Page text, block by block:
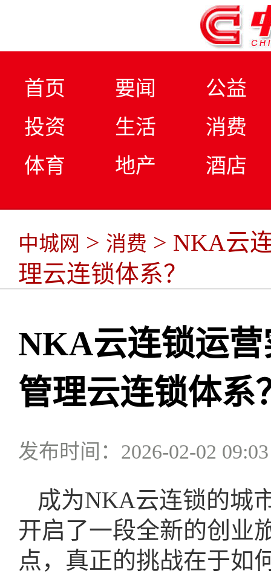
首页 要闻
公益
投资
生活
消费
体育
地产 酒店
中城网 > 消费 > NKA云
理云连锁体系？
NKA云连锁运
管理云连锁体系
发布时间：2026-02-02 09:03
成为NKA云连锁的城
开启了一段全新的创业
点，真正的挑战在于如